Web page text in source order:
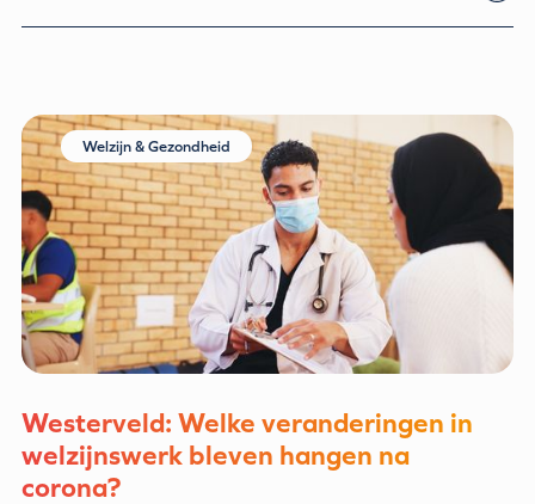
Welzijn & Gezondheid
Westerveld: Welke veranderingen in
welzijnswerk bleven hangen na
corona?